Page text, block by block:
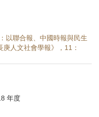
以聯合報、中國時報與民生
人文社會學報》，11：
年度